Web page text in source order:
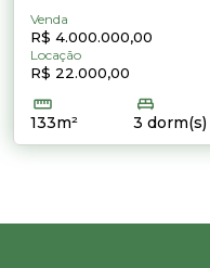
Venda
R$ 4.000.000,00
Locação
R$ 22.000,00
133m² 3 dorm(s)